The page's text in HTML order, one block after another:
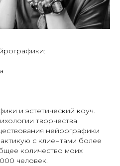
и эстетический коуч.
творчества
нейрографики
с клиентами более
количество моих
человек.